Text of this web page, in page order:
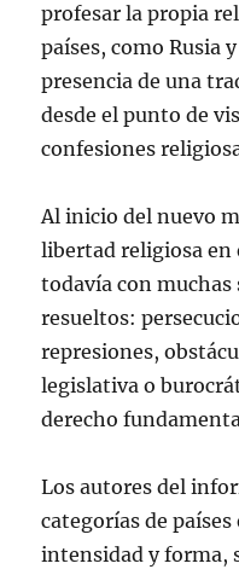
profesar la propia
países, como Rusia
presencia de una
desde el punto de
confesiones
Al inicio del nuevo
libertad religiosa en
todavía con
resueltos:
represiones,
legislativa o
derecho
Los autores del
categorías de
intensidad y forma,